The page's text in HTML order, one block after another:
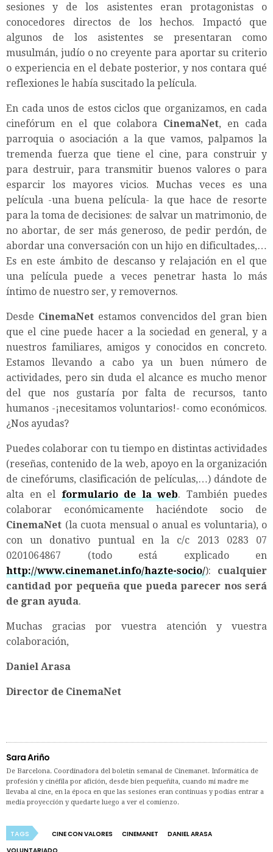
sesiones y de los asistentes eran protagonistas o
conocedores directos de los hechos. Impactó que
algunos de los asistentes se presentaran como
musulmán, judío o no creyente para aportar su criterio
o experiencia en el debate posterior, y nos contara qué
reflexiones le había suscitado la película.
En cada unos de estos ciclos que organizamos, en cada
cinefórum en el que colabora CinemaNet, en cada
parroquia o asociación a la que vamos, palpamos la
tremenda fuerza que tiene el cine, para construir y
para destruir, para transmitir buenos valores o para
esparcir los mayores vicios. Muchas veces es una
película -una buena película- la que hace de resorte
para la toma de decisiones: de salvar un matrimonio, de
no abortar, de ser más generoso, de pedir perdón, de
abordar una conversación con un hijo en dificultades,…
Es en este ámbito de descanso y relajación en el que
una película puede a veces penetrar hasta lo más
íntimo de nuestro ser, y removernos.
Desde CinemaNetestamos convencidos del gran bien
que el cine puede hacer a la sociedad en general, y a
nuestros familiares, amigos y conocidos en concreto.
Estamos llevando a cabo ya un buen número de
actividades, pero sin duda el alcance es mucho menor
del que nos gustaría por falta de recursos, tanto
humanos -¡necesitamos voluntarios!- como económicos.
¿Nos ayudas?
Puedes colaborar con tu tiempo en distintas actividades
(reseñas, contenido de la web, apoyo en la organización
de cinefórums, clasificación de películas,…) dándote de
alta en el formulario de la web. También puedes
colaborar económicamente haciéndote socio de
CinemaNet (la cuota mensual o anual es voluntaria), o
con un donativo puntual en la c/c 2013 0283 07
0201064867 (todo está explicado en
http://www.cinemanet.info/hazte-socio/): cualquier
cantidad por pequeña que pueda parecer nos será
de gran ayuda.
Muchas gracias por vuestra atención y vuestra
colaboración,
Daniel Arasa
Director de CinemaNet
Sara Ariño
De Barcelona. Coordinadora del boletín semanal de Cinemanet. Informática de
profesión y cinéfila por afición, desde bien pequeñita, cuando mi madre me
llevaba al cine, en la época en que las sesiones eran continuas y podías entrar a
media proyección y quedarte luego a ver el comienzo.
TAGS CINE CON VALORES CINEMANET
DANIEL ARASA